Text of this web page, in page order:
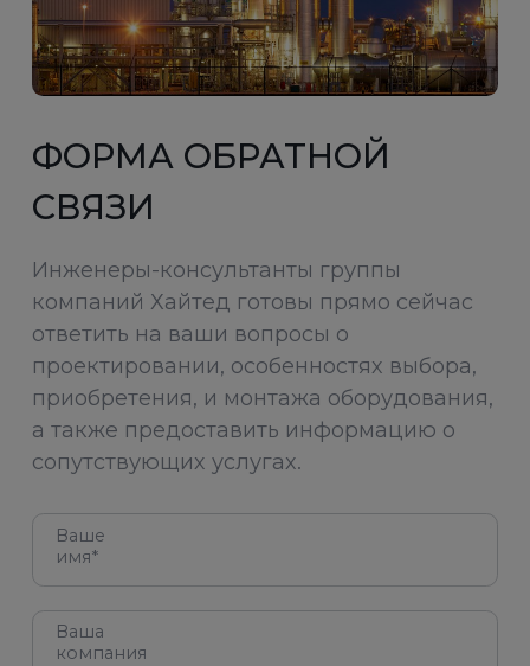
ФОРМА ОБРАТНОЙ
СВЯЗИ
Инженеры-консультанты группы
компаний Хайтед готовы прямо сейчас
ответить на ваши вопросы о
проектировании, особенностях выбора,
приобретения, и монтажа оборудования,
а также предоставить информацию о
сопутствующих услугах.
Ваше
имя*
Ваша
компания